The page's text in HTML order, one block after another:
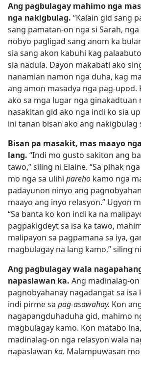
Ang pagbulagay mahimo nga
nga nakigbulag. “Kalain gid sang
sang pamatan-on nga si Sarah,
nobyo pagligad sang anom ka
sia sang akon kabuhi kag
sia nadula. Dayon makabati ako
nanamian namon nga duha, kag
ang amon masadya nga pag-upod.
ako sa mga lugar nga ginakadtuan
nasakitan gid ako nga indi ko sia
ini tanan bisan ako ang nakigbulag
Bisan pa masakit, mas maayo
lang. “Indi mo gusto sakiton ang
tawo,” siling ni Elaine. “Sa pihak
mo nga sa ulihi pareho kamo nga
padayunon ninyo ang
maayo ang inyo relasyon.” Ugyon
“Sa banta ko kon indi ka na
pagpakigdeyt sa isa ka tawo,
malipayon sa pagpamana sa iya,
magbulagay na lang kamo,” siling
Ang pagbulagay wala
napaslawan ka. Ang madinalag-
pagnobyahanay nagadangat sa isa
indi pirme sa pag-asawahay. Kon
nagapangduhaduha gid, mahimo
magbulagay kamo. Kon matabo
madinalag-on nga relasyon wala
napaslawan ka. Malampuwasan